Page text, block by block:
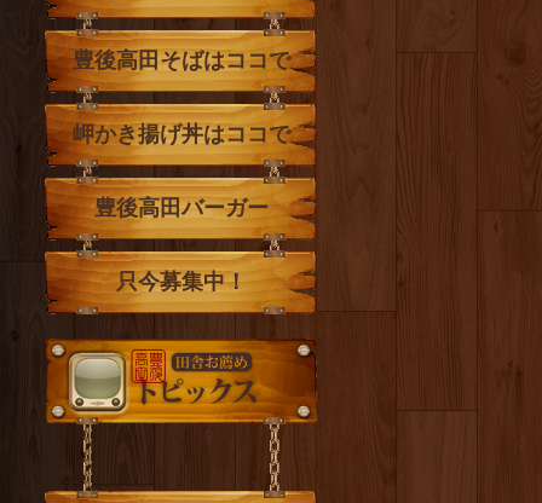
豊後高田そばはココで
岬かき揚げ丼はココで
豊後高田バーガー
只今募集中！